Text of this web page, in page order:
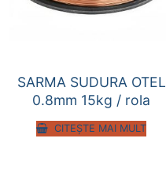
SARMA SUDURA OTEL
0.8mm 15kg / rola
CITEȘTE MAI MULT